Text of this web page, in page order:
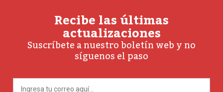
Recibe las últimas
actualizaciones
Suscríbete a nuestro boletín web y no
síguenos el paso